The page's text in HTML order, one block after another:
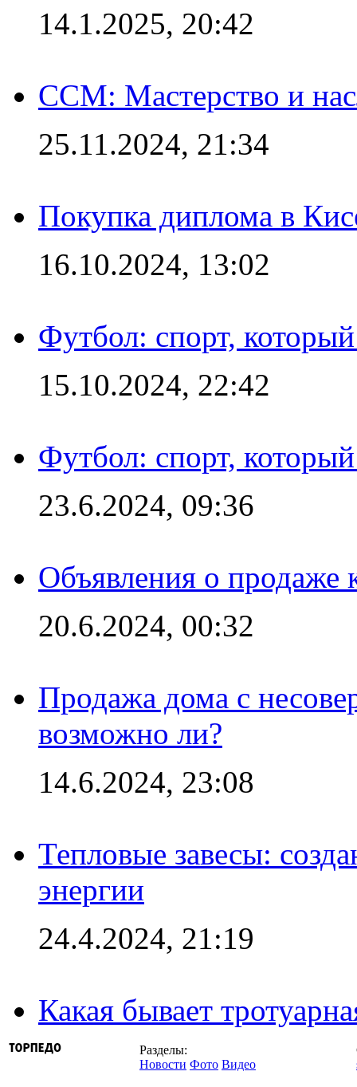
14.1.2025, 20:42
CCM: Мастерство и
25.11.2024, 21:34
Покупка диплома в
16.10.2024, 13:02
Футбол: спорт,
15.10.2024, 22:42
Футбол: спорт,
23.6.2024, 09:36
Объявления о продаже
20.6.2024, 00:32
Продажа дома с
возможно ли?
14.6.2024, 23:08
Тепловые завесы:
энергии
24.4.2024, 21:19
Какая бывает
Разделы:
Новости Фото Видео